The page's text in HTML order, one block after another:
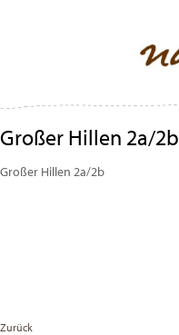
Großer Hillen 2a/2b
Großer Hillen 2a/2b
Zurück